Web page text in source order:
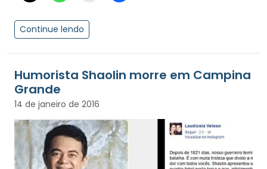
Continue lendo
Humorista Shaolin morre em Campina
Grande
14 de janeiro de 2016